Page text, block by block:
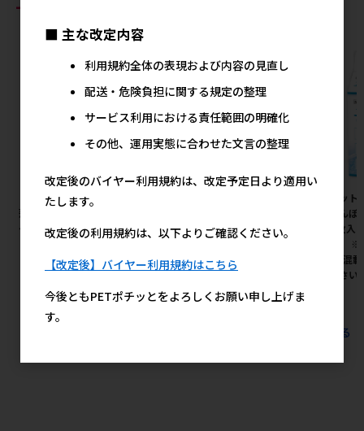
［ペットプロジャパン］業務用
薄型ペットシーツ レギュラー 1
ケース（1200枚入）
参考上代 178円
［ペッ
おさん
110枚
のみ）
数量(混
意下さ
すべてのおすすめ商品を見る
■ 主な改定内容
利用規約全体の表現および内容の見直し
配送・危険負担に関する規定の整理
サービス利用における責任範囲の明確化
その他、運用実態に合わせた文言の整理
改定後のバイヤー利用規約は、改定予定日より適用い
たします。
改定後の利用規約は、以下よりご確認ください。
【改定後】バイヤー利用規約はこちら
今後ともPETポチッとをよろしくお願い申し上げま
す。